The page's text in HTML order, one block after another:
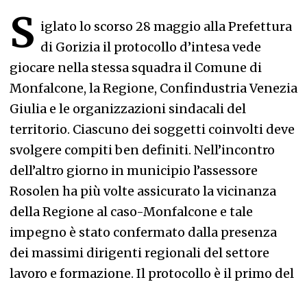
S iglato lo scorso 28 maggio alla Prefettura
di Gorizia il protocollo d’intesa vede
giocare nella stessa squadra il Comune di
Monfalcone, la Regione, Confindustria Venezia
Giulia e le organizzazioni sindacali del
territorio. Ciascuno dei soggetti coinvolti deve
svolgere compiti ben definiti. Nell’incontro
dell’altro giorno in municipio l’assessore
Rosolen ha più volte assicurato la vicinanza
della Regione al caso-Monfalcone e tale
impegno è stato confermato dalla presenza
dei massimi dirigenti regionali del settore
lavoro e formazione. Il protocollo è il primo del